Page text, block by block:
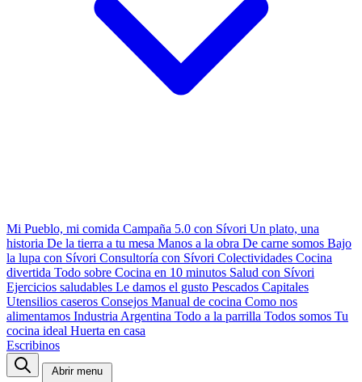
Mi Pueblo, mi comida Campaña 5.0 con Sívori Un plato, una
historia De la tierra a tu mesa Manos a la obra De carne somos Bajo
la lupa con Sívori Consultoría con Sívori Colectividades Cocina
divertida Todo sobre Cocina en 10 minutos Salud con Sívori
Ejercicios saludables Le damos el gusto Pescados Capitales
Utensilios caseros Consejos Manual de cocina Como nos
alimentamos Industria Argentina Todo a la parrilla Todos somos Tu
cocina ideal Huerta en casa
Escribinos
Abrir menu